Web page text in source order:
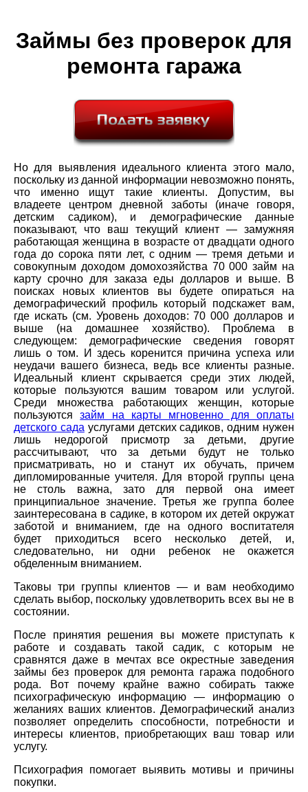
Займы без проверок для
ремонта гаража
Но для выявления идеального клиента этого мало,
поскольку из данной информации невозможно понять,
что именно ищут такие клиенты. Допустим, вы
владеете центром дневной заботы (иначе говоря,
детским садиком), и демографические данные
показывают, что ваш текущий клиент — замужняя
работающая женщина в возрасте от двадцати одного
года до сорока пяти лет, с одним — тремя детьми и
совокупным доходом домохозяйства 70 000 займ на
карту срочно для заказа еды долларов и выше. В
поисках новых клиентов вы будете опираться на
демографический профиль который подскажет вам,
где искать (см. Уровень доходов: 70 000 долларов и
выше (на домашнее хозяйство). Проблема в
следующем: демографические сведения говорят
лишь о том. И здесь коренится причина успеха или
неудачи вашего бизнеса, ведь все клиенты разные.
Идеальный клиент скрывается среди этих людей,
которые пользуются вашим товаром или услугой.
Среди множества работающих женщин, которые
пользуютсязайм на карты мгновенно для оплаты
детского сада услугами детских садиков, одним нужен
лишь недорогой присмотр за детьми, другие
рассчитывают, что за детьми будут не только
присматривать, но и станут их обучать, причем
дипломированные учителя. Для второй группы цена
не столь важна, зато для первой она имеет
принципиальное значение. Третья же группа более
заинтересована в садике, в котором их детей окружат
заботой и вниманием, где на одного воспитателя
будет приходиться всего несколько детей, и,
следовательно, ни одни ребенок не окажется
обделенным вниманием.
Таковы три группы клиентов — и вам необходимо
сделать выбор, поскольку удовлетворить всех вы не в
состоянии.
После принятия решения вы можете приступать к
работе и создавать такой садик, с которым не
сравнятся даже в мечтах все окрестные заведения
займы без проверок для ремонта гаража подобного
рода. Вот почему крайне важно собирать также
психографическую информацию — информацию о
желаниях ваших клиентов. Демографический анализ
позволяет определить способности, потребности и
интересы клиентов, приобретающих ваш товар или
услугу.
Психография помогает выявить мотивы и причины
покупки.